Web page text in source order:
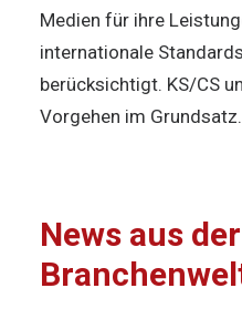
Medien für ihre
internationale
berücksichtigt. KS/CS
Vorgehen im Grundsatz.
News aus der